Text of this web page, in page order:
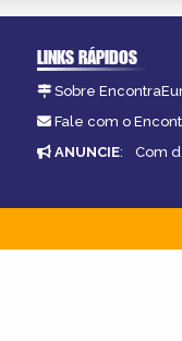
LINKS RÁPIDOS
Sobre
Fale com o
ANUNCIE: Com